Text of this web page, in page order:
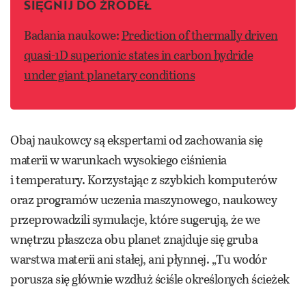
SIĘGNIJ DO ŹRÓDEŁ
Badania naukowe:Prediction of thermally driven
quasi-1D superionic states in carbon hydride
under giant planetary conditions
Obaj naukowcy są ekspertami od zachowania się
materii w warunkach wysokiego ciśnienia
i temperatury. Korzystając z szybkich komputerów
oraz programów uczenia maszynowego, naukowcy
przeprowadzili symulacje, które sugerują, że we
wnętrzu płaszcza obu planet znajduje się gruba
warstwa materii ani stałej, ani płynnej. „Tu wodór
porusza się głównie wzdłuż ściśle określonych ścieżek